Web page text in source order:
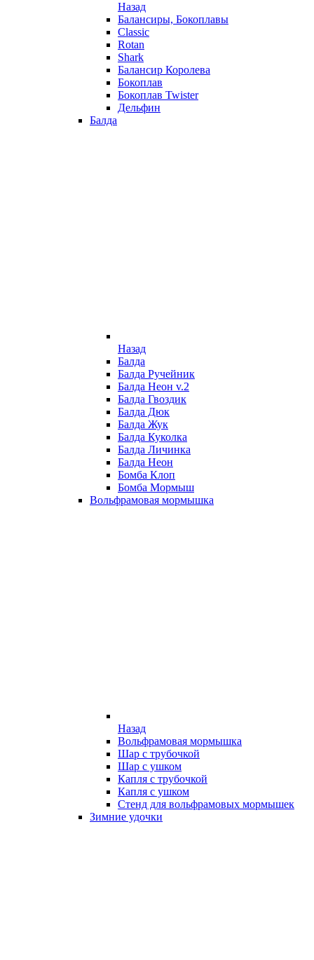
Назад
Балансиры, Бокоплавы
Classic
Rotan
Shark
Балансир Королева
Бокоплав
Бокоплав Twister
Дельфин
Балда
Назад
Балда
Балда Ручейник
Балда Неон v.2
Балда Гвоздик
Балда Дюк
Балда Жук
Балда Куколка
Балда Личинка
Балда Неон
Бомба Клоп
Бомба Мормыш
Вольфрамовая мормышка
Назад
Вольфрамовая мормышка
Шар с трубочкой
Шар с ушком
Капля с трубочкой
Капля с ушком
Стенд для вольфрамовых мормышек
Зимние удочки